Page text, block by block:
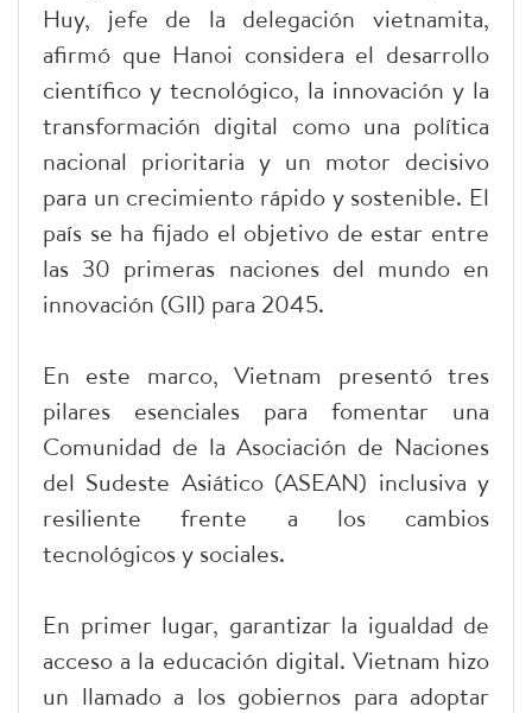
Huy, jefe de la delegación vietnamita,
afirmó que Hanoi considera el desarrollo
científico y tecnológico, la innovación y la
transformación digital como una política
nacional prioritaria y un motor decisivo
para un crecimiento rápido y sostenible. El
país se ha fijado el objetivo de estar entre
las 30 primeras naciones del mundo en
innovación (GII) para 2045.
En este marco, Vietnam presentó tres
pilares esenciales para fomentar una
Comunidad de la Asociación de Naciones
del Sudeste Asiático (ASEAN) inclusiva y
resiliente frente a los cambios
tecnológicos y sociales.
En primer lugar, garantizar la igualdad de
acceso a la educación digital. Vietnam hizo
un llamado a los gobiernos para adoptar